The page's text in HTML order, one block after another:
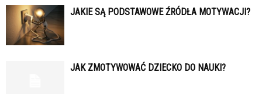
JAKIE SĄ PODSTAWOWE ŹRÓDŁA MOTYWACJI?
JAK ZMOTYWOWAĆ DZIECKO DO NAUKI?